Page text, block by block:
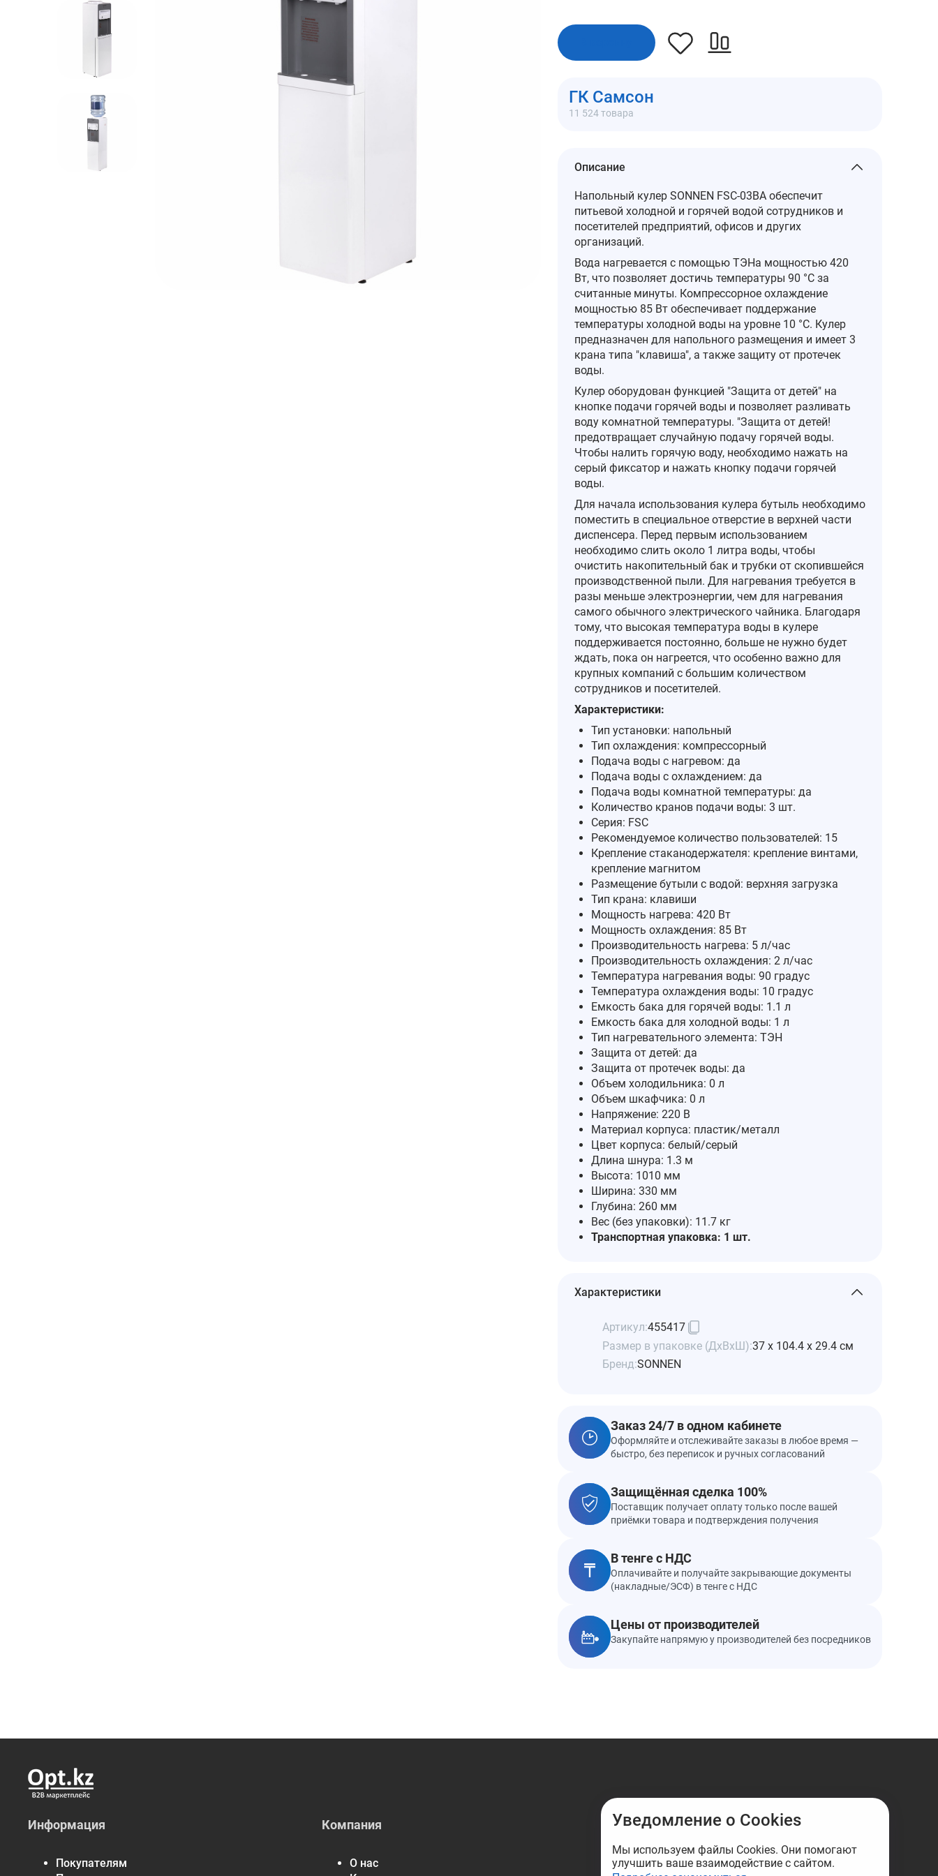
ГК Самсон
11 524 товара
Описание
Напольный кулер SONNEN FSC-03BA обеспечит
питьевой холодной и горячей водой сотрудников и
посетителей предприятий, офисов и других
организаций.
Вода нагревается с помощью ТЭНа мощностью 420
Вт, что позволяет достичь температуры 90 °С за
считанные минуты. Компрессорное охлаждение
мощностью 85 Вт обеспечивает поддержание
температуры холодной воды на уровне 10 °С. Кулер
предназначен для напольного размещения и имеет 3
крана типа "клавиша", а также защиту от протечек
воды.
Кулер оборудован функцией "Защита от детей" на
кнопке подачи горячей воды и позволяет разливать
воду комнатной температуры. "Защита от детей!
предотвращает случайную подачу горячей воды.
Чтобы налить горячую воду, необходимо нажать на
серый фиксатор и нажать кнопку подачи горячей
воды.
Для начала использования кулера бутыль необходимо
поместить в специальное отверстие в верхней части
диспенсера. Перед первым использованием
необходимо слить около 1 литра воды, чтобы
очистить накопительный бак и трубки от скопившейся
производственной пыли. Для нагревания требуется в
разы меньше электроэнергии, чем для нагревания
самого обычного электрического чайника. Благодаря
тому, что высокая температура воды в кулере
поддерживается постоянно, больше не нужно будет
ждать, пока он нагреется, что особенно важно для
крупных компаний с большим количеством
сотрудников и посетителей.
Характеристики:
Тип установки: напольный
Тип охлаждения: компрессорный
Подача воды с нагревом: да
Подача воды с охлаждением: да
Подача воды комнатной температуры: да
Количество кранов подачи воды: 3 шт.
Серия: FSC
Рекомендуемое количество пользователей: 15
Крепление стаканодержателя: крепление винтами,
крепление магнитом
Размещение бутыли с водой: верхняя загрузка
Тип крана: клавиши
Мощность нагрева: 420 Вт
Мощность охлаждения: 85 Вт
Производительность нагрева: 5 л/час
Производительность охлаждения: 2 л/час
Температура нагревания воды: 90 градус
Температура охлаждения воды: 10 градус
Емкость бака для горячей воды: 1.1 л
Емкость бака для холодной воды: 1 л
Тип нагревательного элемента: ТЭН
Защита от детей: да
Защита от протечек воды: да
Объем холодильника: 0 л
Объем шкафчика: 0 л
Напряжение: 220 В
Материал корпуса: пластик/металл
Цвет корпуса: белый/серый
Длина шнура: 1.3 м
Высота: 1010 мм
Ширина: 330 мм
Глубина: 260 мм
Вес (без упаковки): 11.7 кг
Транспортная упаковка: 1 шт.
Характеристики
Артикул:455417
Размер в упаковке (ДхВхШ):37 x 104.4 x 29.4 см
Бренд:SONNEN
Заказ 24/7 в одном кабинете
Оформляйте и отслеживайте заказы в любое время —
быстро, без переписок и ручных согласований
Защищённая сделка 100%
Поставщик получает оплату только после вашей
приёмки товара и подтверждения получения
В тенге с НДС
Оплачивайте и получайте закрывающие документы
(накладные/ЭСФ) в тенге с НДС
Цены от производителей
Закупайте напрямую у производителей без посредников
Информация
Покупателям
Компания
О нас
Уведомление о Cookies
Мы используем файлы Cookies. Они помогают
улучшить ваше взаимодействие с сайтом.